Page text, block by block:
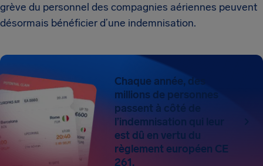
grève du personnel des compagnies aériennes peuvent
désormais bénéficier d’une indemnisation.
Chaque année, des
millions de personnes
passent à côté de
l’indemnisation qui leur
est dû en vertu du
règlement européen CE
261.